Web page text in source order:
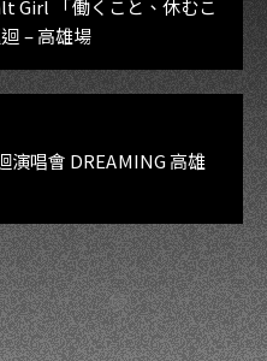
Girl 「働くこと、休むこ
– 高雄場
演唱會 DREAMING 高雄